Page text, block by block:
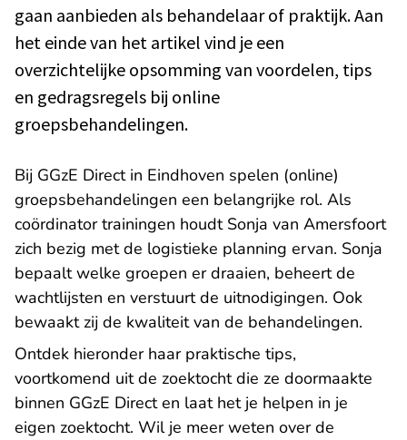
gaan aanbieden als behandelaar of praktijk. Aan
het einde van het artikel vind je een
overzichtelijke opsomming van voordelen, tips
en gedragsregels bij online
groepsbehandelingen.
Bij GGzE Direct in Eindhoven spelen (online)
groepsbehandelingen een belangrijke rol. Als
coördinator trainingen houdt Sonja van Amersfoort
zich bezig met de logistieke planning ervan. Sonja
bepaalt welke groepen er draaien, beheert de
wachtlijsten en verstuurt de uitnodigingen. Ook
bewaakt zij de kwaliteit van de behandelingen.
Ontdek hieronder haar praktische tips,
voortkomend uit de zoektocht die ze doormaakte
binnen GGzE Direct en laat het je helpen in je
eigen zoektocht. Wil je meer weten over de